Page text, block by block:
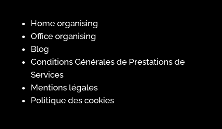
Home organising
Office organising
Blog
Conditions Générales de Prestations de
Services
Mentions légales
Politique des cookies